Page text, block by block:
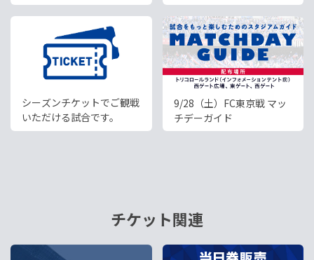
シーズンチケットでご観戦
いただける試合です。
9/28（土）FC東京戦 マッ
チデーガイド
チケット関連